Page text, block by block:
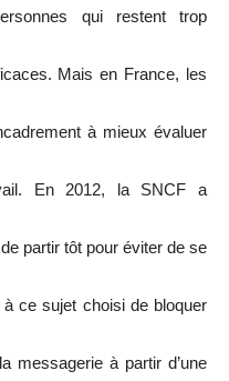
qui restent trop
Mais en France, les
à mieux évaluer
En 2012, la SNCF a
partir tôt pour éviter de se
à ce sujet choisi de bloquer
messagerie à partir d’une